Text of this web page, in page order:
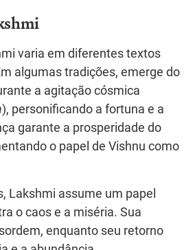
varia em diferentes textos
algumas tradições, emerge do
a agitação cósmica
), personificando a fortuna e a
garante a prosperidade do
o papel de Vishnu como
Lakshmi assume um papel
o caos e a miséria. Sua
enquanto seu retorno